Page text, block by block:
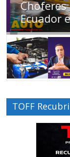
Choferes
Ecuador
TOFF